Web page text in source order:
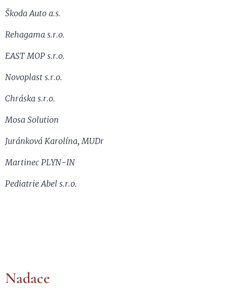
Škoda Auto a.s.
Rehagama s.r.o.
EAST MOP s.r.o.
Novoplast s.r.o.
Chráska s.r.o.
Mosa Solution
Juránková Karolína, MUDr
Martinec PLYN-IN
Pediatrie Abel s.r.o.
Nadace